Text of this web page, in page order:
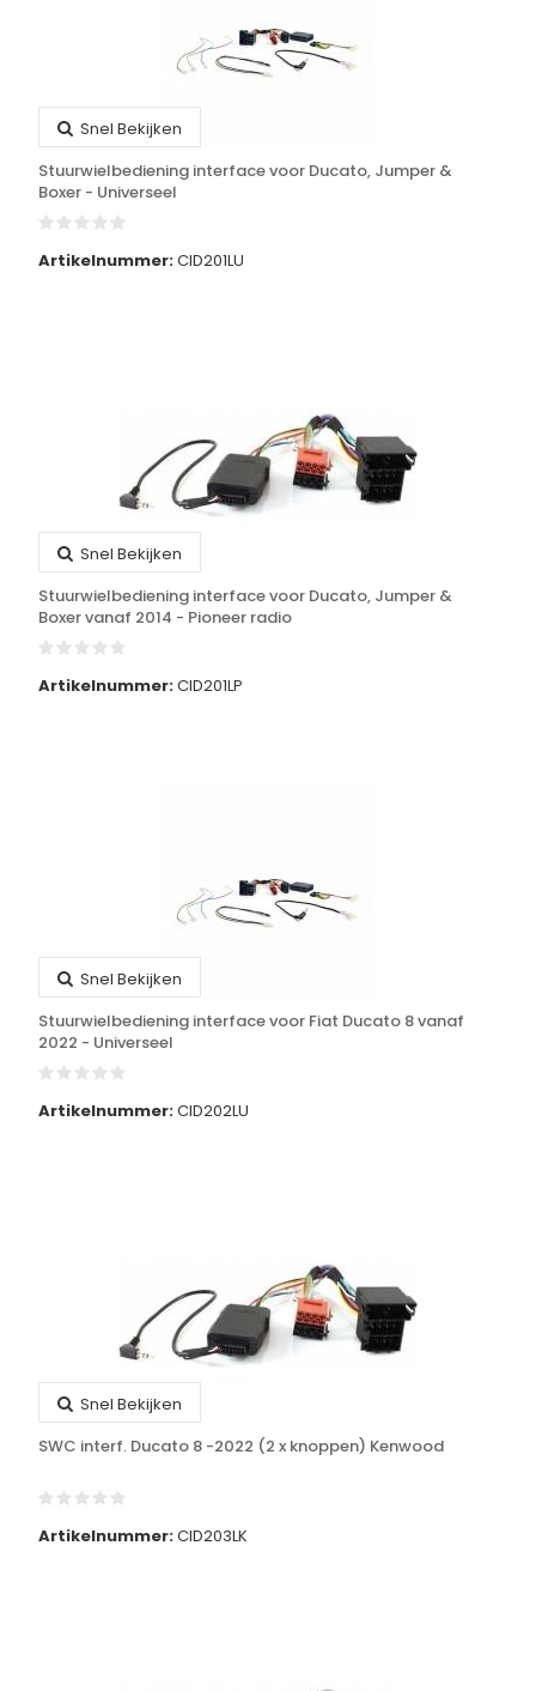
Snel Bekijken
Stuurwielbediening interface voor Ducato, Jumper &
Boxer - Universeel
Artikelnummer:CID201LU
Snel Bekijken
Stuurwielbediening interface voor Ducato, Jumper &
Boxer vanaf 2014 - Pioneer radio
Artikelnummer:CID201LP
Snel Bekijken
Stuurwielbediening interface voor Fiat Ducato 8 vanaf
2022 - Universeel
Artikelnummer:CID202LU
Snel Bekijken
SWC interf. Ducato 8 -2022 (2 x knoppen) Kenwood
Artikelnummer:CID203LK